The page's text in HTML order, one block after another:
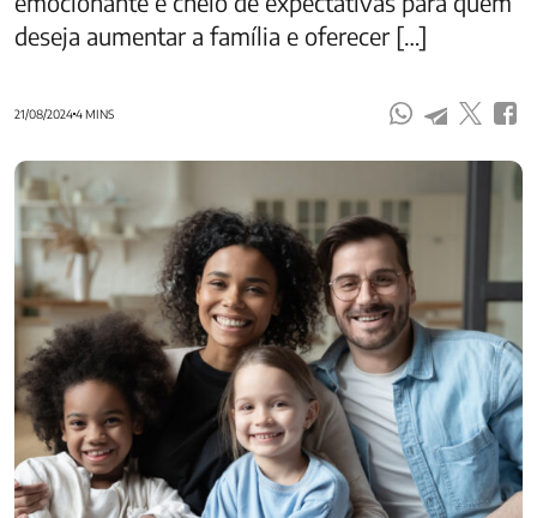
deseja aumentar a família e oferecer […]
21/08/20244 MINS